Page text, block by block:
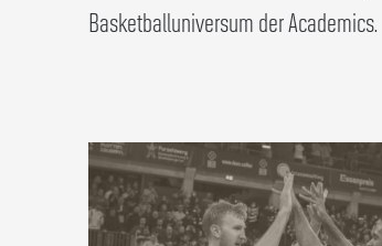
Basketballuniversum der Academics.